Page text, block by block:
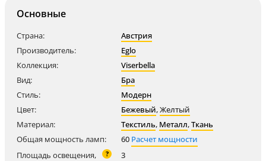
Основные
Страна:
Австрия
Производитель:
Eglo
Коллекция:
Viserbella
Вид:
Бра
Стиль:
Модерн
Цвет:
Бежевый,Желтый
Материал:
Текстиль, Металл,Ткань
Общая мощность ламп:
60 Расчет мощности
Площадь освещения,
? 3